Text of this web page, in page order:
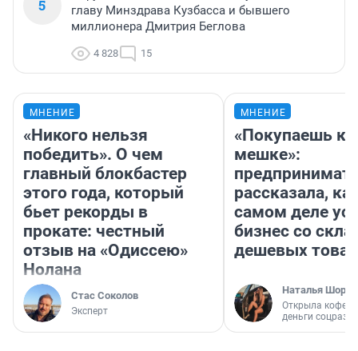
5
главу Минздрава Кузбасса и бывшего
миллионера Дмитрия Беглова
4 828 15
МНЕНИЕ
«Никого нельзя
победить». О чем
главный блокбастер
этого года, который
бьет рекорды в
прокате: честный
отзыв на «Одиссею»
Нолана
Стас Соколов
Эксперт
МНЕНИЕ
«Покупаешь
мешке»:
рассказала,
самом деле
бизнес со
дешевых
Наталья
Открыла
деньги